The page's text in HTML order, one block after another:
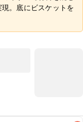
。底にビスケットを